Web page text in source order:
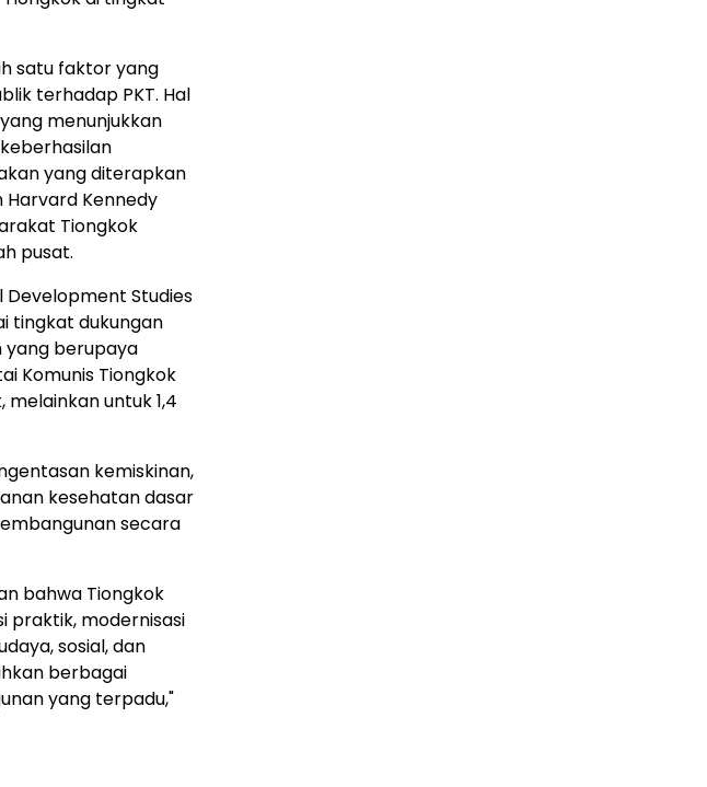
satu faktor yang
terhadap PKT. Hal
menunjukkan
yang diterapkan
Harvard Kennedy
Tiongkok
pusat.
Development Studies
tingkat dukungan
berupaya
Komunis Tiongkok
untuk 1,4
kemiskinan,
kesehatan dasar
secara
bahwa Tiongkok
praktik, modernisasi
sosial, dan
berbagai
yang terpadu,"